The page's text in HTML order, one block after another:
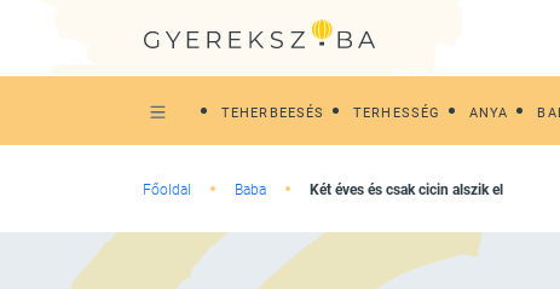
TEHERBEESÉS TERHESSÉG ANYA
Főoldal Baba Két éves és csak cicin alszik el